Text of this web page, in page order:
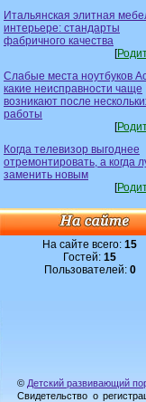
Итальянская элитная
интерьере: стандарты
фабричного качества
[
Слабые места ноутбуков
какие неисправности чаще
возникают после
работы
[
Когда телевизор выгоднее
отремонтировать, а когда
заменить новым
[
На сайте всего:15
Гостей:15
Пользователей: 0
© Детский развивающий
Свидетельство о